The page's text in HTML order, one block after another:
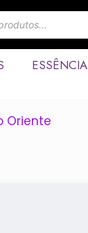
ESSÊNCIA
Oriente